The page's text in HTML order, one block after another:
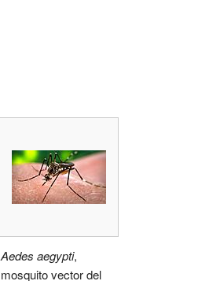
Aedes aegypti,
mosquito vector del